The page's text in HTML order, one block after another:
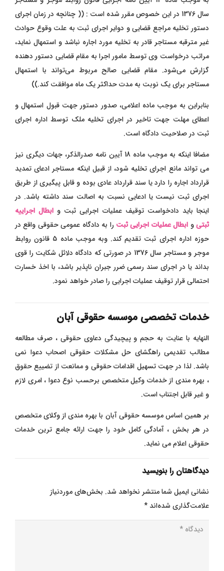
سال 1376 در این خصوص مقرر شده است : (( چنانچه در زمان اجرای
دستور تخلیه مراجع قضایی و دوایر اجرای ثبت به علت وقوع حوادث
غیر مترقبه مستاجر قادر به تخلیه مورد اجاره‌ نباشد و استمهال نماید،
مراتب درخواست وی توسط مامور اجرا به مقام قضایی دستور دهنده
گزارش می‌شود. ‌مقام قضایی صالح مربوط می‌تواند با استمهال
مستاجر برای یک نوبت به مدت حداکثر یک ماه موافقت کند.))
بنابراین به موجب ماده اعلامی، صدور دستور جهت قبول استمهال و
اعطای مهلت جهت تاخیر در اجرای تخلیه ملک توسط اداره اجرای
ثبت در صلاحیت دادگاه است.
مضافا اینکه به موجب ماده 18 آیین نامه صدرالذکر، جهات دیگری نیز
می تواند مانع اجرای تخلیه شود، از قبیل اینکه مستاجر ادعای تمدید
قرارداد اجاره را دارد یا سند قرارداد عادی بوده و قابل پیگیری از طریق
اجرای ثبت نیست یا ادعایی نسبت به اصالت سند داشته باشد. در
اینجا باید دادخواست توقیف عملیات اجرایی ثبت و ابطال اجراییه
ثبتیو ابطال عملیات اجرایی ثبت را به دادگاه عمومی حقوقی واقع در
حوزه اداره اجرای ثبت تقدیم کند. وبه موجب ماده 5 قانون روابط
موجر و مستاجر سال 1376 در صورتی که دادگاه دلائل شکایت را قوی
بداند یا در اجرای سند رسمی ضرر جبران ناپذیر باشد، با اخذ خسارت
احتمالی قرار توقیف عملیات اجرایی را صادر خواهد نمود.
خدمات تخصصی موسسه حقوقی آبان
النهایه با عنایت به حجم و پیچیدگی دعاوی حقوقی ، صرف مطالعه
مطالب تقدیمی راهگشای حل مشکلات حقوقی اصحاب دعوا نمی
باشد. لذا در جهت تسهیل اقدامات حقوقی و ممانعت از تضییع حقوق
، بهره مندی از خدمات وکیل متخصص برحسب نوع دعوا ، امری لازم
و غیر قابل اجتناب است.
بر همین اساس موسسه حقوقی آبان با بهره مندی از وکلای متخصص
در هر بخش ، آمادگی کامل خود را جهت ارائه جامع ترین خدمات
حقوقی اعلام می نماید.
دیدگاهتان را بنویسید
نشانی ایمیل شما منتشر نخواهد شد. بخش‌های موردنیاز
علامت‌گذاری شده‌اند*